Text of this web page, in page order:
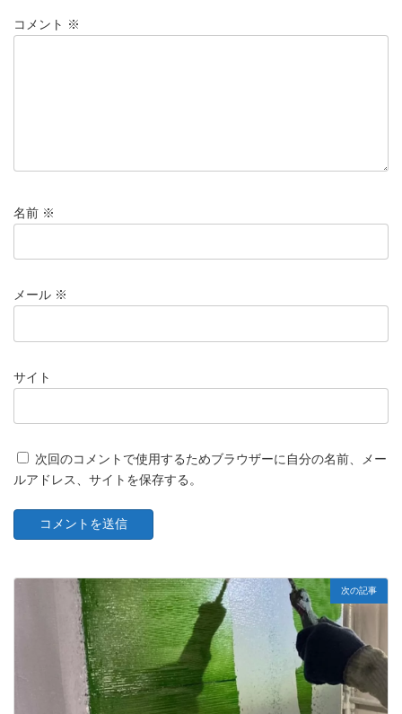
コメント ※
名前 ※
メール ※
サイト
次回のコメントで使用するためブラウザーに自分の名前、メー
ルアドレス、サイトを保存する。
次の記事